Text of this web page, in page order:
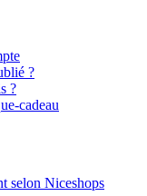
?
?
cadeau
selon Niceshops